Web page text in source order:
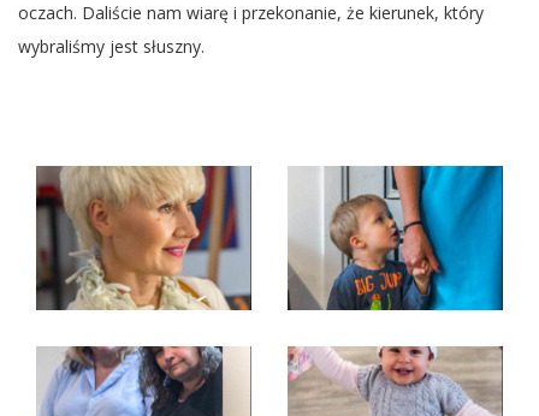
oczach. Daliście nam wiarę i przekonanie, że kierunek, który
wybraliśmy jest słuszny.